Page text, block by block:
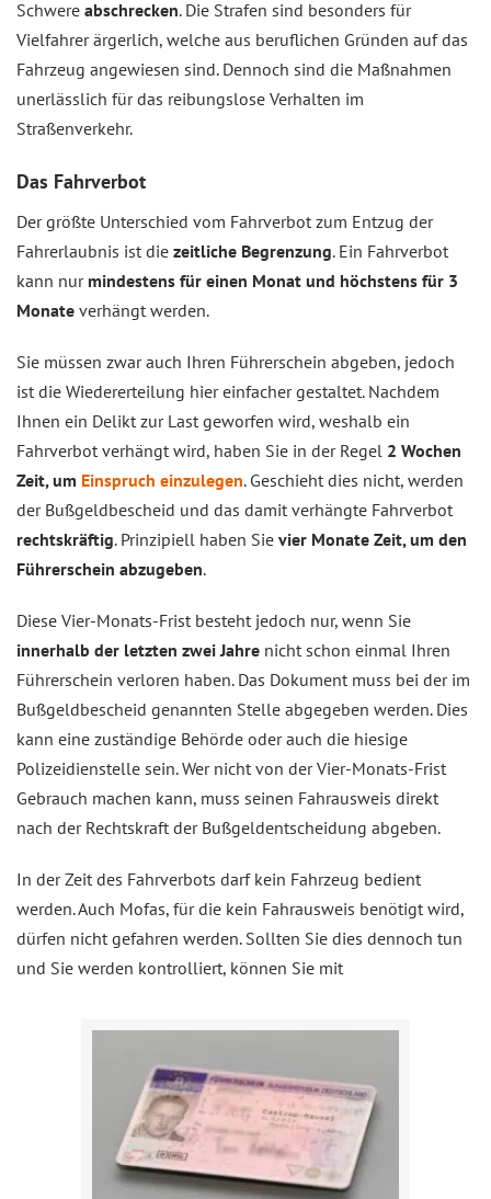
Schwere abschrecken. Die Strafen sind besonders für
Vielfahrer ärgerlich, welche aus beruflichen Gründen auf das
Fahrzeug angewiesen sind. Dennoch sind die Maßnahmen
unerlässlich für das reibungslose Verhalten im
Straßenverkehr.
Das Fahrverbot
Der größte Unterschied vom Fahrverbot zum Entzug der
Fahrerlaubnis ist die zeitliche Begrenzung. Ein Fahrverbot
kann nur mindestens für einen Monat und höchstens für 3
Monate verhängt werden.
Sie müssen zwar auch Ihren Führerschein abgeben, jedoch
ist die Wiedererteilung hier einfacher gestaltet. Nachdem
Ihnen ein Delikt zur Last geworfen wird, weshalb ein
Fahrverbot verhängt wird, haben Sie in der Regel 2 Wochen
Zeit, um Einspruch einzulegen. Geschieht dies nicht, werden
der Bußgeldbescheid und das damit verhängte Fahrverbot
rechtskräftig. Prinzipiell haben Sie vier Monate Zeit, um den
Führerschein abzugeben.
Diese Vier-Monats-Frist besteht jedoch nur, wenn Sie
innerhalb der letzten zwei Jahre nicht schon einmal Ihren
Führerschein verloren haben. Das Dokument muss bei der im
Bußgeldbescheid genannten Stelle abgegeben werden. Dies
kann eine zuständige Behörde oder auch die hiesige
Polizeidienstelle sein. Wer nicht von der Vier-Monats-Frist
Gebrauch machen kann, muss seinen Fahrausweis direkt
nach der Rechtskraft der Bußgeldentscheidung abgeben.
In der Zeit des Fahrverbots darf kein Fahrzeug bedient
werden. Auch Mofas, für die kein Fahrausweis benötigt wird,
dürfen nicht gefahren werden. Sollten Sie dies dennoch tun
und Sie werden kontrolliert, können Sie mit